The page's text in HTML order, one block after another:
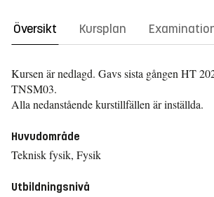
Översikt Kursplan
Kursen är nedlagd. Gavs sista gången HT
TNSM03.
Alla nedanstående kurstillfällen är inställda.
Huvudområde
Teknisk fysik, Fysik
Utbildningsnivå